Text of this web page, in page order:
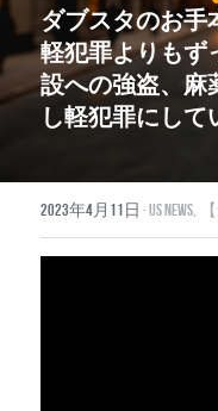
U.S. News
EuropeNews
China News
Featured Topics
Japan
ダブスタのお手
軽犯罪よりもず
設への強盗、麻
し軽犯罪にして
2023年4月11日 ·US News,